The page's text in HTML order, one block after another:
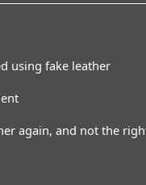
using fake leather
again, and not the